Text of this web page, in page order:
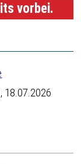
vorbei.
18.07.2026